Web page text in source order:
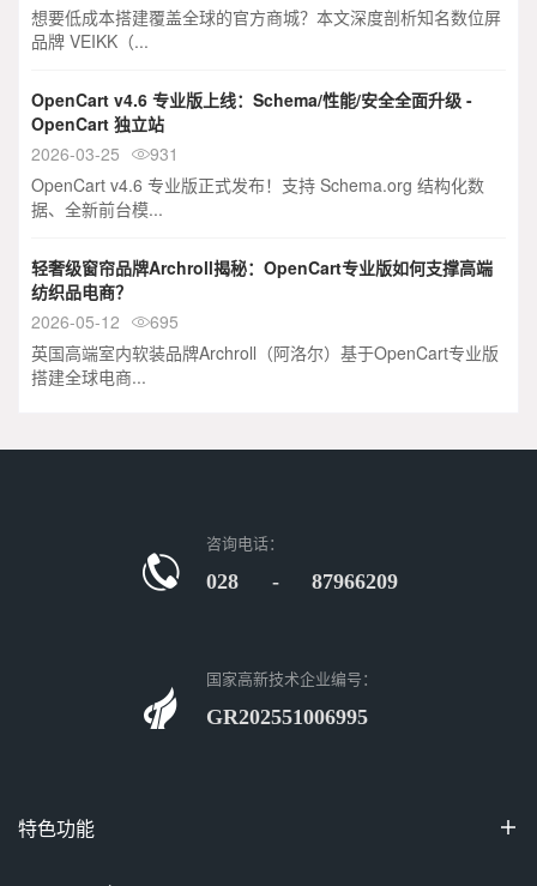
想要低成本搭建覆盖全球的官方商城？本文深度剖析知名数位屏
品牌 VEIKK（...
OpenCart v4.6 专业版上线：Schema/性能/安全全面升级 -
OpenCart 独立站
2026-03-25
931
OpenCart v4.6 专业版正式发布！支持 Schema.org 结构化数
据、全新前台模...
轻奢级窗帘品牌Archroll揭秘：OpenCart专业版如何支撑高端
纺织品电商？
2026-05-12
695
英国高端室内软装品牌Archroll（阿洛尔）基于OpenCart专业版
搭建全球电商...
咨询电话：
028 - 87966209
国家高新技术企业编号：
GR202551006995
特色功能 
100%开源